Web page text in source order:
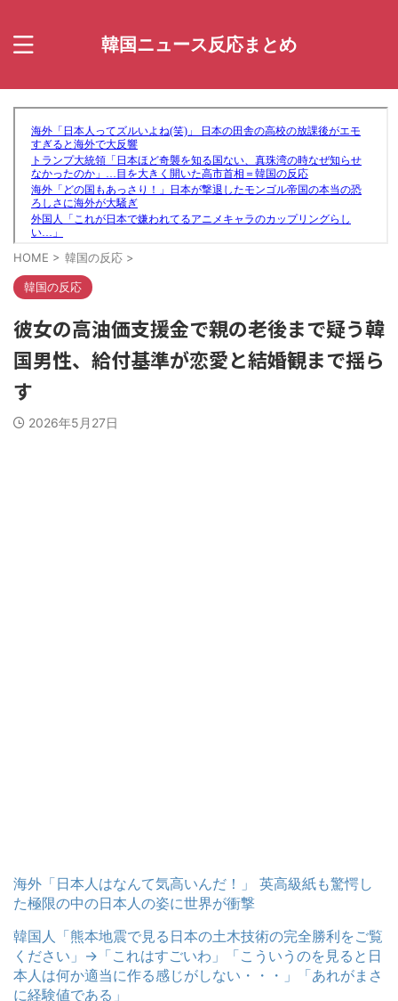
韓国ニュース反応まとめ
HOME > 韓国の反応 >
韓国の反応
彼女の高油価支援金で親の老後まで疑う韓
国男性、給付基準が恋愛と結婚観まで揺ら
す
2026年5月27日
海外「日本人はなんて気高いんだ！」 英高級紙も驚愕し
た極限の中の日本人の姿に世界が衝撃
韓国人「熊本地震で見る日本の土木技術の完全勝利をご覧
ください」→「これはすごいわ」「こういうのを見ると日
本人は何か適当に作る感じがしない・・・」「あれがまさ
に経験値である」